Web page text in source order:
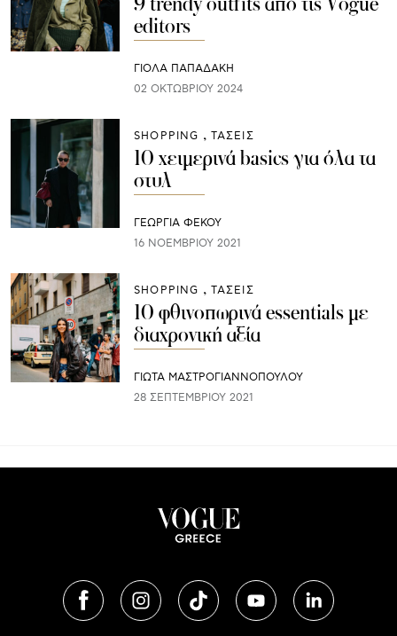
editors
ΓΙΌΛΑ ΠΑΠΑΔΆΚΗ
02 ΟΚΤΩΒΡΊΟΥ 2024
SHOPPING ΤΑΣΕΙΣ
10 χειμερινά basics για όλα τα
στυλ
ΓΕΩΡΓΙΑ ΦΕΚΟΥ
16 ΝΟΕΜΒΡΊΟΥ 2021
SHOPPING ΤΑΣΕΙΣ
10 φθινοπωρινά essentials με
διαχρονική αξία
ΓΙΩΤΑ ΜΑΣΤΡΟΓΙΑΝΝΟΠΟΥΛΟΥ
28 ΣΕΠΤΕΜΒΡΊΟΥ 2021